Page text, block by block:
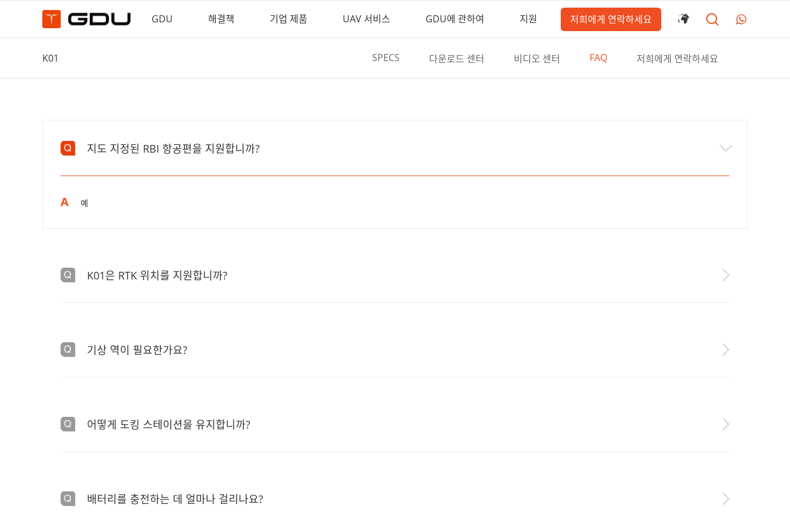
GDU 해결책 기업 제품 UAV 서비스 GDU에 관하여 지원 저희에게 연락하세요
K01 SPECS 다운로드 센터 비디오 센터 FAQ 저희에게 연락하세요
지도 지정된 RBI 항공편을 지원합니까?
A 예
K01은 RTK 위치를 지원합니까?
기상 역이 필요한가요?
어떻게 도킹 스테이션을 유지합니까?
배터리를 충전하는 데 얼마나 걸리나요?